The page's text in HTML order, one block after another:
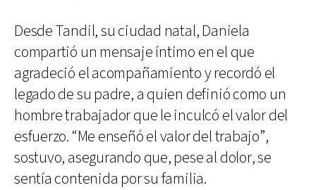
Desde Tandil, su ciudad natal, Daniela
compartió un mensaje íntimo en el que
agradeció el acompañamiento y recordó el
legado de su padre, a quien definió como un
hombre trabajador que le inculcó el valor del
esfuerzo. “Me enseñó el valor del trabajo”,
sostuvo, asegurando que, pese al dolor, se
sentía contenida por su familia.